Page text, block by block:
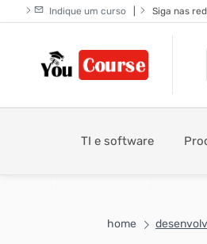
Indique um curso Siga nas
TI e software
home